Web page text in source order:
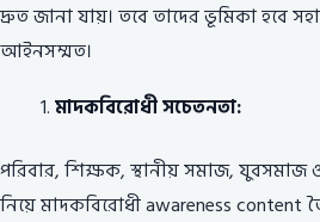
দ্রুত জানা যায়। তবে তাদের ভূমিকা হবে
আইনসম্মত।
মাদকবিরোধী সচেতনতা:
পরিবার, শিক্ষক, স্থানীয় সমাজ, যুবসমাজ
নিয়ে মাদকবিরোধী awareness content